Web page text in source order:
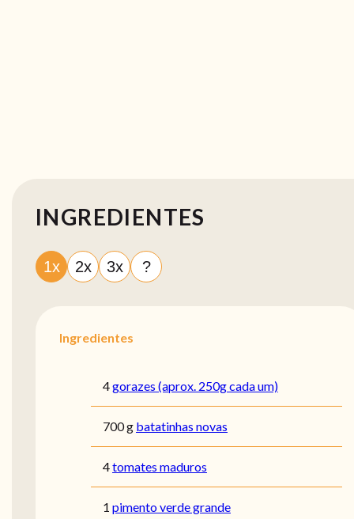
INGREDIENTES
1x 2x 3x ?
Ingredientes
4gorazes (aprox. 250g cada um)
700 g batatinhas novas
4tomates maduros
1 pimento verde grande